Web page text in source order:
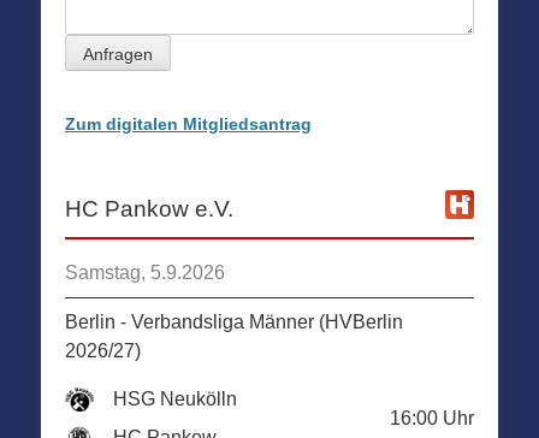
Anfragen
Zum digitalen Mitgliedsantrag
HC Pankow e.V.
Samstag, 5.9.2026
Berlin - Verbandsliga Männer (HVBerlin
2026/27)
HSG Neukölln
16:00 Uhr